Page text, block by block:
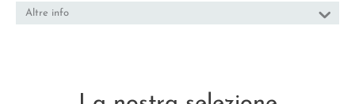
Altre info